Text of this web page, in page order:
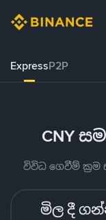
ExpressP2P
CNY
විවිධ ගෙවීම් ක්‍රම
මිල දී